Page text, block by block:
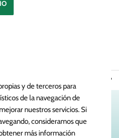
¿Cómo funciona la renta fija?
y de terceros para
de la navegación de
nuestros servicios. Si
consideramos que
más información